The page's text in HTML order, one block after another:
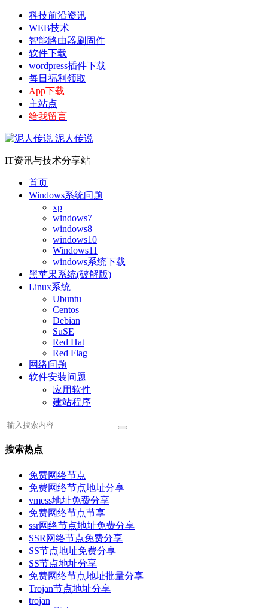
科技前沿资讯
WEB技术
智能路由器刷固件
软件下载
wordpress插件下载
每日福利领取
App下载
主站点
给我留言
泥人传说
IT资讯与技术分享站
首页
Windows系统问题
xp
windows7
windows8
windows10
Windows11
windows系统下载
黑苹果系统(破解版)
Linux系统
Ubuntu
Centos
Debian
SuSE
Red Hat
Red Flag
网络问题
软件安装问题
应用软件
建站程序
搜索热点
免费网络节点
免费网络节点地址分享
vmess地址免费分享
免费网络节点节享
ssr网络节点地址免费分享
SSR网络节点免费分享
SS节点地址免费分享
SS节点地址分享
免费网络节点地址批量分享
Trojan节点地址分享
trojan